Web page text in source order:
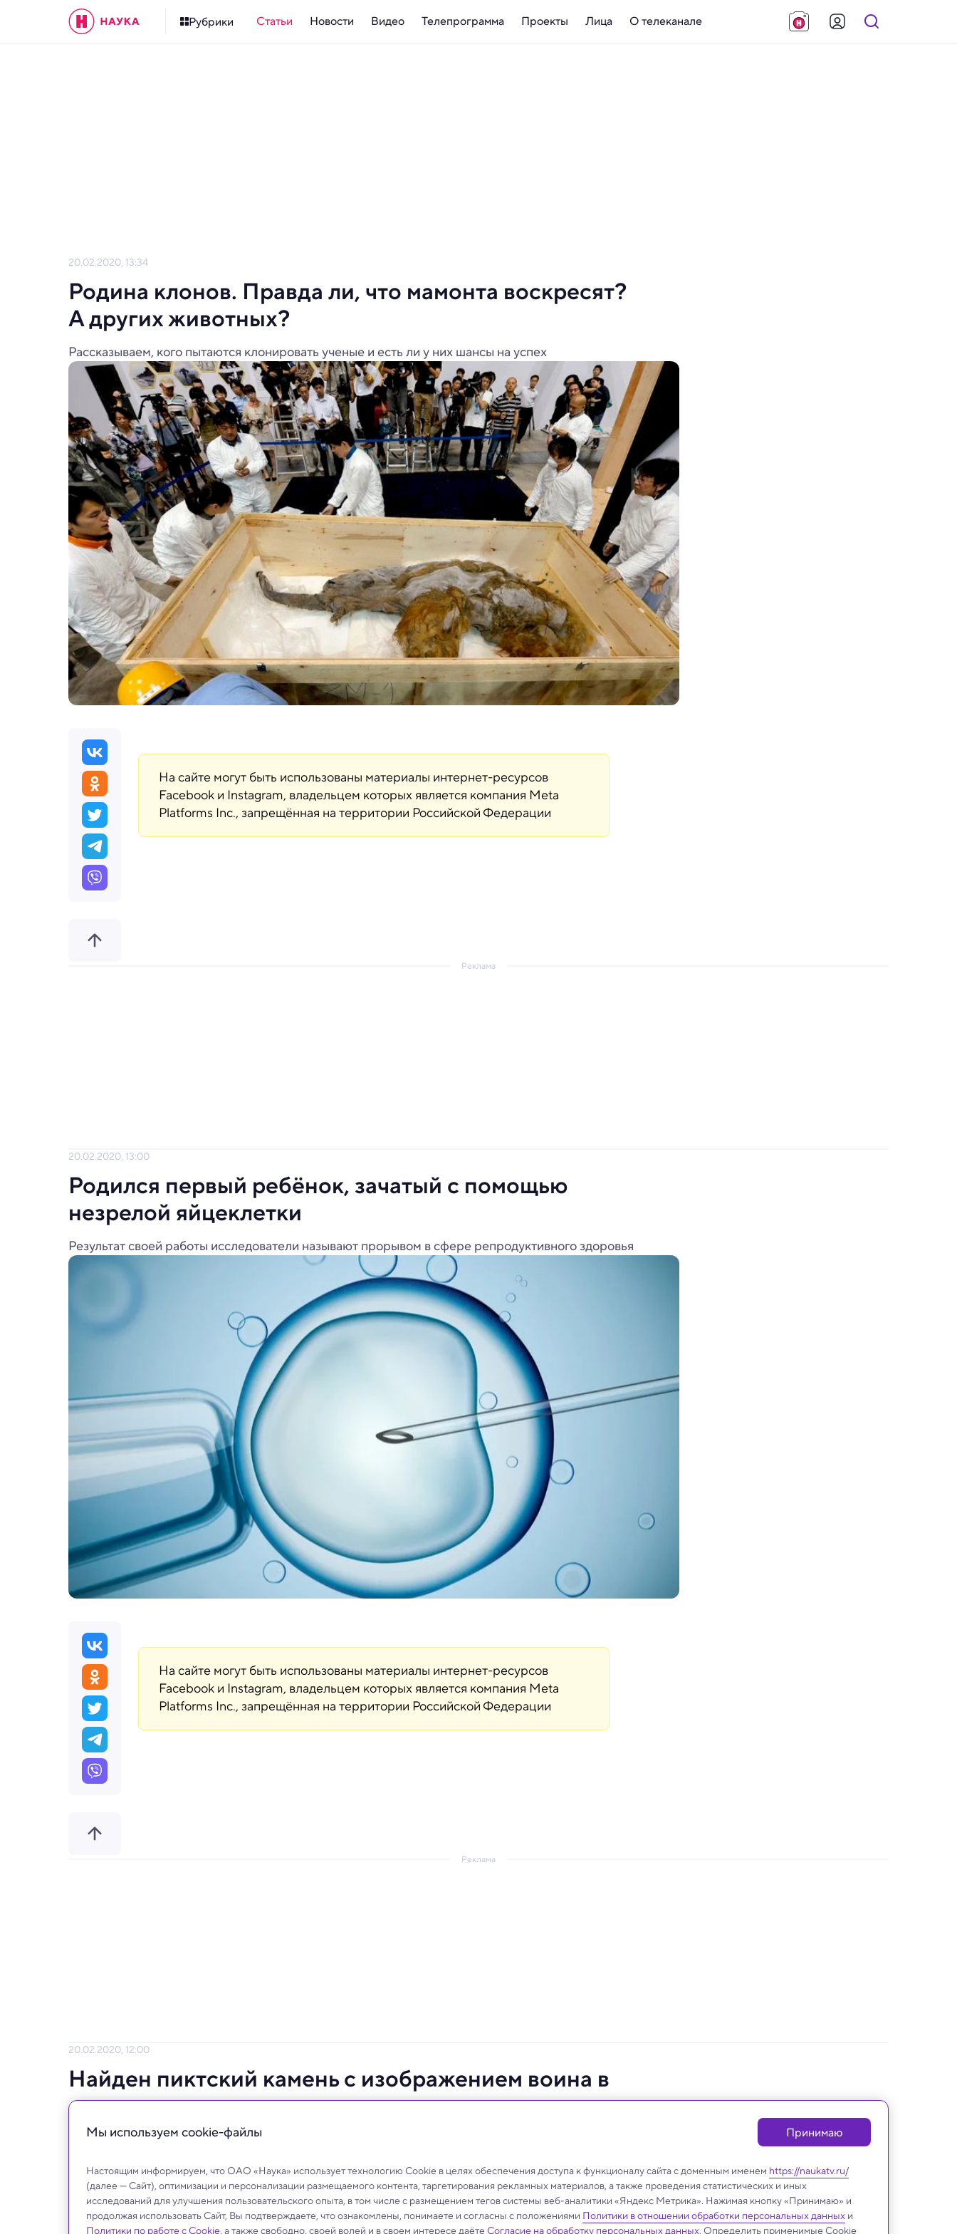
Рубрики Статьи Новости Видео Телепрограмма Проекты Лица О телеканале
20.02.2020, 13:34
Родина клонов. Правда ли, что мамонта воскресят?
А других животных?
Рассказываем, кого пытаются клонировать ученые и есть ли у них шансы на успех
На сайте могут быть использованы материалы интернет-ресурсов
Facebook и Instagram, владельцем которых является компания Meta
Platforms Inc., запрещённая на территории Российской Федерации
Реклама
20.02.2020, 13:00
Родился первый ребёнок, зачатый с помощью
незрелой яйцеклетки
Результат своей работы исследователи называют прорывом в сфере репродуктивного здоровья
На сайте могут быть использованы материалы интернет-ресурсов
Facebook и Instagram, владельцем которых является компания Meta
Platforms Inc., запрещённая на территории Российской Федерации
Реклама
20.02.2020, 12:00
Найден пиктский камень с изображением воина в
«лосинах»
Археологи тщательно воссоздали изображение воина, высеченное на древнем пиктском камне
Мы используем сookie-файлы Принимаю
Настоящим информируем, что ОАО «Наука» использует технологию Cookie в целях обеспечения доступа к функционалу сайта с доменным именем https://naukatv.ru/
(далее — Сайт), оптимизации и персонализации размещаемого контента, таргетирования рекламных материалов, а также проведения статистических и иных
исследований для улучшения пользовательского опыта, в том числе с размещением тегов системы веб-аналитики «Яндекс Метрика». Нажимая кнопку «Принимаю» и
продолжая использовать Сайт, Вы подтверждаете, что ознакомлены, понимаете и согласны с положениями Политики в отношении обработки персональных данных и
Политики по работе с Cookie, а также свободно, своей волей и в своем интересе даёте Согласие на обработку персональных данных. Определить применимые Cookie